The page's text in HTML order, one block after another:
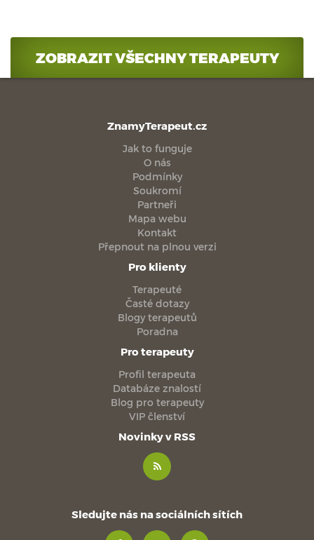
ZOBRAZIT VŠECHNY TERAPEUTY
ZnamyTerapeut.cz
Jak to funguje
O nás
Podmínky
Soukromí
Partneři
Mapa webu
Kontakt
Přepnout na plnou verzi
Pro klienty
Terapeuté
Časté dotazy
Blogy terapeutů
Poradna
Pro terapeuty
Profil terapeuta
Databáze znalostí
Blog pro terapeuty
VIP členství
Novinky v RSS
Sledujte nás na sociálních sítích